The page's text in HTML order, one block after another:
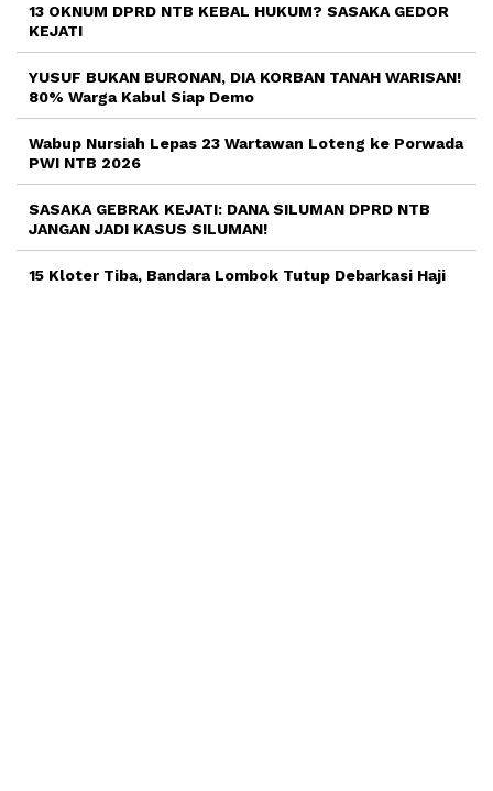
13 OKNUM DPRD NTB KEBAL HUKUM? SASAKA GEDOR
KEJATI
YUSUF BUKAN BURONAN, DIA KORBAN TANAH WARISAN!
80% Warga Kabul Siap Demo
Wabup Nursiah Lepas 23 Wartawan Loteng ke Porwada
PWI NTB 2026
SASAKA GEBRAK KEJATI: DANA SILUMAN DPRD NTB
JANGAN JADI KASUS SILUMAN!
15 Kloter Tiba, Bandara Lombok Tutup Debarkasi Haji